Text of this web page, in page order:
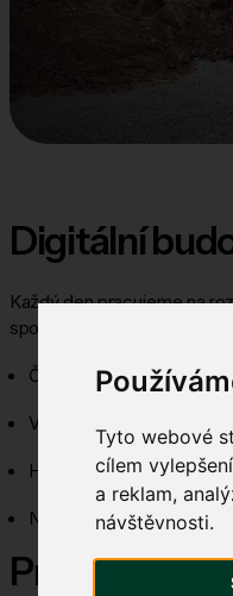
Tyto webové
cílem
a reklam,
návštěvnosti.
Digitální
Každý den pracujeme na
spolehlivý internet.
Červený Kostelec
Velké Poříčí
Hronov
Nové Město nad Metují
Proč optika?